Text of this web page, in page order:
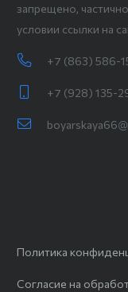
запрещено,
условии ссылки на
+7 (863) 586-
+7 (928) 135-
Политика
Согласие на